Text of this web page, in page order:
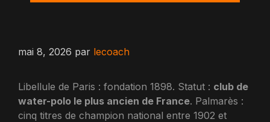
mai 8, 2026 par lecoach
Libellule de Paris : fondation 1898. Statut : club de
water-polo le plus ancien de France. Palmarès :
cinq titres de champion national entre 1902 et